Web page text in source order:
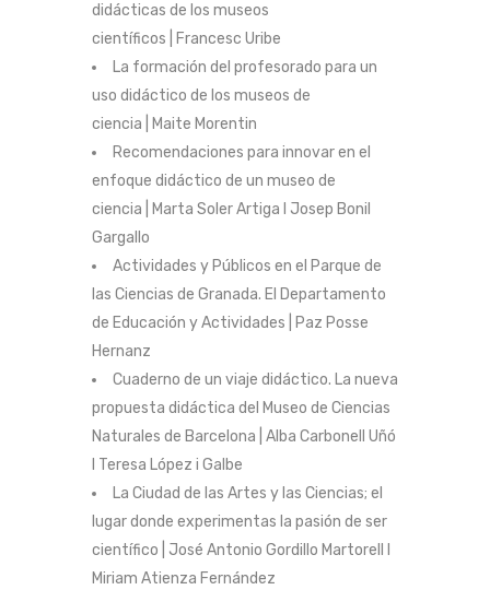
didácticas de los museos
científicos | Francesc Uribe
La formación del profesorado para un
uso didáctico de los museos de
ciencia | Maite Morentin
Recomendaciones para innovar en el
enfoque didáctico de un museo de
ciencia | Marta Soler Artiga I Josep Bonil
Gargallo
Actividades y Públicos en el Parque de
las Ciencias de Granada. El Departamento
de Educación y Actividades | Paz Posse
Hernanz
Cuaderno de un viaje didáctico. La nueva
propuesta didáctica del Museo de Ciencias
Naturales de Barcelona | Alba Carbonell Uñó
I Teresa López i Galbe
La Ciudad de las Artes y las Ciencias; el
lugar donde experimentas la pasión de ser
científico | José Antonio Gordillo Martorell I
Miriam Atienza Fernández